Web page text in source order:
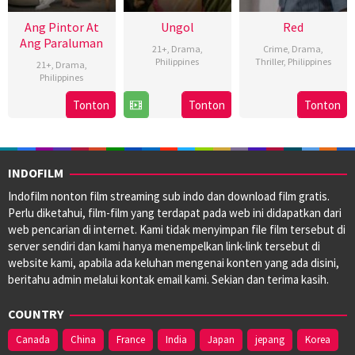
Ang Pintor At
Ang Paraluman
21+, Drama,
Philippines
Aug
Marc
Misa
Tonton
Ungol
21+, Drama,
Philippines
8
Nov
2024
Bobby
Bonifacio
Tonton
Red
Crime, Drama,
Thriller, Philippines
3
May
2024
Brillante
Ma
Mendoza
Tonton
INDOFILM
Indofilm nonton film streaming sub indo dan download film gratis.
Perlu diketahui, film-film yang terdapat pada web ini didapatkan dari
web pencarian di internet. Kami tidak menyimpan file film tersebut di
server sendiri dan kami hanya menempelkan link-link tersebut di
website kami, apabila ada keluhan mengenai konten yang ada disini,
beritahu admin melalui kontak email kami. Sekian dan terima kasih.
COUNTRY
Canada China France India Japan jepang Korea